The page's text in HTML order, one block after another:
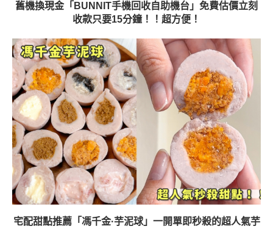
舊機換現金「BUNNIT手機回收自助機台」免費估價立刻
收款只要15分鐘！！超方便！
宅配甜點推薦「馮千金·芋泥球」一開單即秒殺的超人氣芋